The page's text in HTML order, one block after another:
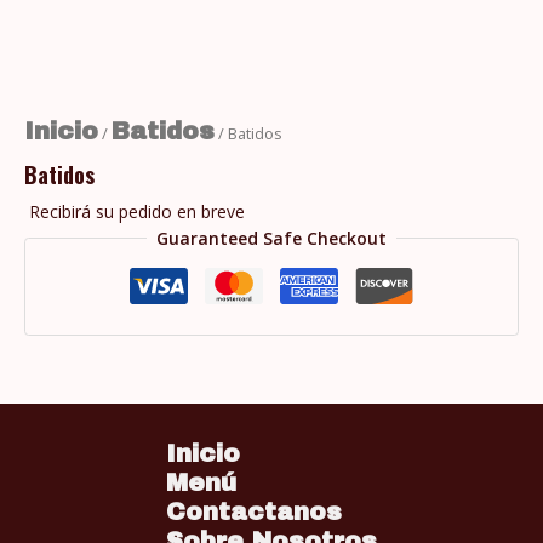
Inicio/ Batidos/ Batidos
Batidos
Recibirá su pedido en breve
Guaranteed Safe Checkout
Inicio
Menú
Contactanos